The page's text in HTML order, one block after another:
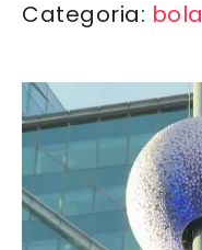
Categoria: bola